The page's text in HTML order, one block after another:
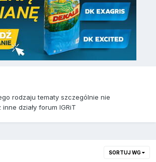
rodzaju tematy szczególnie nie
działy forum IGRiT
SORTUJ WG